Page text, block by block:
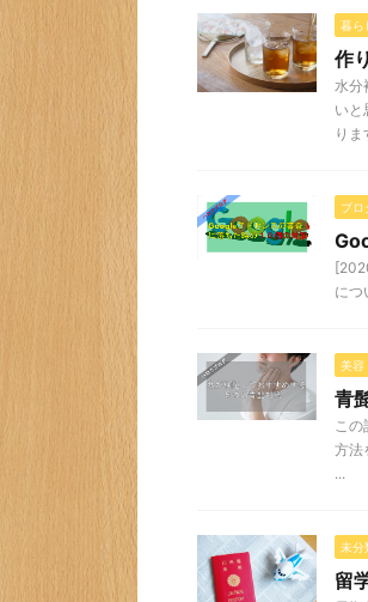
暮ら
作
水分
いと
りま
ブロ
につ
美容
青
こ
方法
...
未分
留